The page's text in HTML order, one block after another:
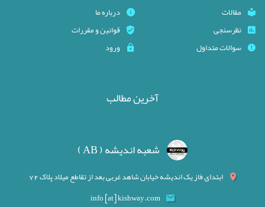
مقالات
درباره ما
نظرسنجی
قوانین و مقررات
سوالات متداول
ورود
آخرین مطالب
شعبه اندیشه ( AB )
ابتدای فاز یک اندیشه خیابان شاهد غربی بعد از تقاطع میلاد پلاک 72
info [at] kishway.com